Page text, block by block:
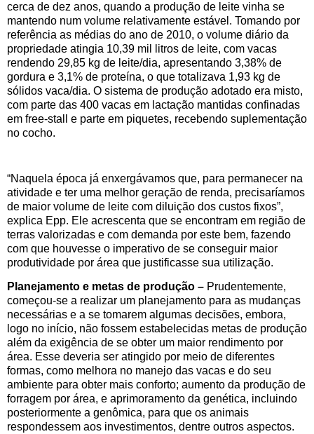
cerca de dez anos, quando a produção de leite vinha se
mantendo num volume relativamente estável. Tomando por
referência as médias do ano de 2010, o volume diário da
propriedade atingia 10,39 mil litros de leite, com vacas
rendendo 29,85 kg de leite/dia, apresentando 3,38% de
gordura e 3,1% de proteína, o que totalizava 1,93 kg de
sólidos vaca/dia. O sistema de produção adotado era misto,
com parte das 400 vacas em lactação mantidas confinadas
em free-stall e parte em piquetes, recebendo suplementação
no cocho.
“Naquela época já enxergávamos que, para permanecer na
atividade e ter uma melhor geração de renda, precisaríamos
de maior volume de leite com diluição dos custos fixos”,
explica Epp. Ele acrescenta que se encontram em região de
terras valorizadas e com demanda por este bem, fazendo
com que houvesse o imperativo de se conseguir maior
produtividade por área que justificasse sua utilização.
Planejamento e metas de produção – Prudentemente,
começou-se a realizar um planejamento para as mudanças
necessárias e a se tomarem algumas decisões, embora,
logo no início, não fossem estabelecidas metas de produção
além da exigência de se obter um maior rendimento por
área. Esse deveria ser atingido por meio de diferentes
formas, como melhora no manejo das vacas e do seu
ambiente para obter mais conforto; aumento da produção de
forragem por área, e aprimoramento da genética, incluindo
posteriormente a genômica, para que os animais
respondessem aos investimentos, dentre outros aspectos.